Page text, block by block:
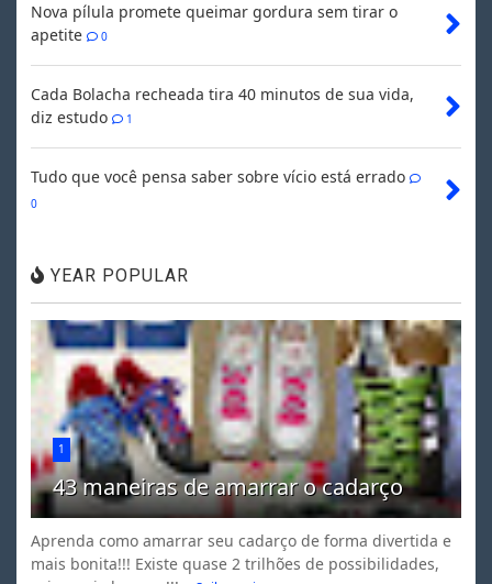
Nova pílula promete queimar gordura sem tirar o
apetite
0
Cada Bolacha recheada tira 40 minutos de sua vida,
diz estudo
1
Tudo que você pensa saber sobre vício está errado
0
YEAR POPULAR
1
43 maneiras de amarrar o cadarço
Aprenda como amarrar seu cadarço de forma divertida e
mais bonita!!! Existe quase 2 trilhões de possibilidades,